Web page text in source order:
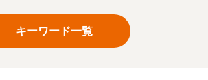
キーワード一覧